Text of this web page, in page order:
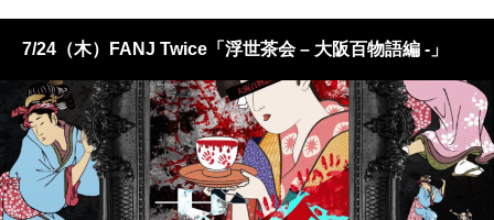
7/24（木）FANJ Twice「浮世茶会 – 大阪百物語編 -」